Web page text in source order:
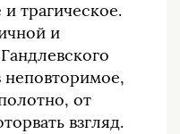
трагическое.
и
неповторимое,
от
взгляд.